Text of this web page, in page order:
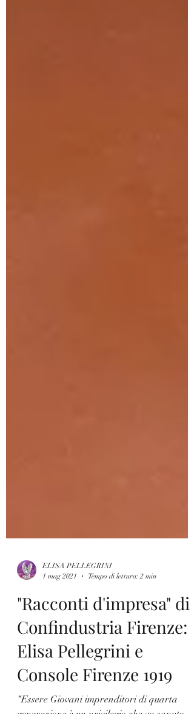
1 mag 2021
Tempo di lettura: 2 min
"Racconti d'impresa" di
Confindustria Firenze:
Elisa Pellegrini e
Console Firenze 1919